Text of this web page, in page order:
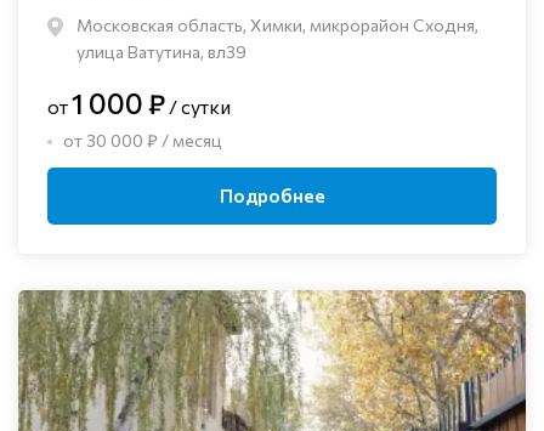
Московская область, Химки, микрорайон Сходня,
улица Ватутина, вл39
от1 000 ₽ / сутки
от 30 000 ₽ / месяц
Подробнее